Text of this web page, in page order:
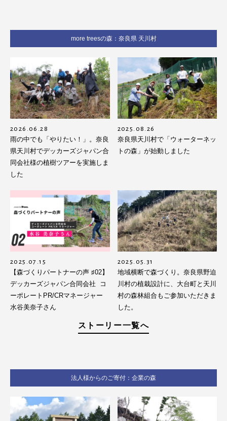
more treesの森：奈良県 天川村
2026.06.28
雨の中でも「やりたい！」。奈良
県天川村でデッカーズジャパン合
同会社様の植樹ツアーを実施しま
した
2025.08.26
奈良県天川村で「ウォーターネッ
トの森」が始動しました
2025.07.15
【森づくりパートナーの声 ♯02】
デッカーズジャパン合同会社 コ
ーポレートPR/CRマネージャー
水谷美奈子さん
2025.05.31
地域横断で森づくり。奈良県野迫
川村の植栽設計に、大台町と天川
村の森林組合もご参加いただきま
した。
ストーリー一覧へ
法人様からのご寄付：企業の森